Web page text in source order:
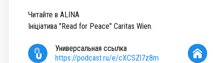
Читайте в ALINA
Ініціатива "Read for Peace" Caritas Wien.
Универсальная ссылка
https://podcast.ru/e/cXCSZl7z8m